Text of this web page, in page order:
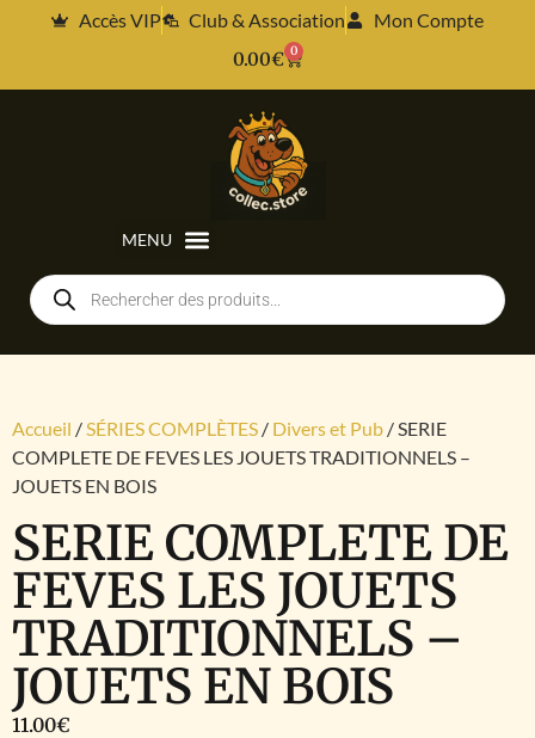
Accès VIP Club & Association
Mon Compte
0.00€ 0
Accueil /SÉRIES COMPLÈTES / Divers et Pub / SERIE
COMPLETE DE FEVES LES JOUETS TRADITIONNELS –
JOUETS EN BOIS
SERIE COMPLETE DE
FEVES LES JOUETS
TRADITIONNELS –
JOUETS EN BOIS
11.00€